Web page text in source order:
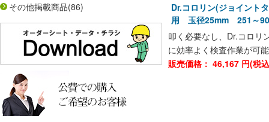
その他掲載商品(86)
Dr.コロリン(ジョイント
用 玉径25mm 251～
叩く必要なし、Dr.コロリ
に効率よく検査作業が可
販売価格： 46,167 円(税